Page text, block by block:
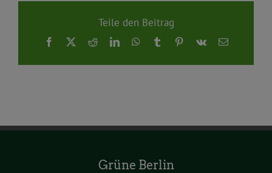
Teile den Beitrag
Facebook
X RedditLinkedInWhatsApp
TumblrPinterest
Vk
E-
Grüne Berlin